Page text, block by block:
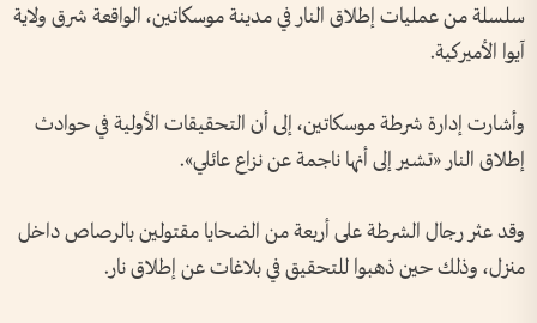
سلسلة من عمليات إطلاق النار في مدينة موسكاتين، الواقعة شرق ولاية
آيوا الأميركية.
وأشارت إدارة شرطة موسكاتين، إلى أن التحقيقات الأولية في حوادث
إطلاق النار «تشير إلى أنها ناجمة عن نزاع عائلي».
وقد عثر رجال الشرطة على أربعة من الضحايا مقتولين بالرصاص داخل
منزل، وذلك حين ذهبوا للتحقيق في بلاغات عن إطلاق نار.